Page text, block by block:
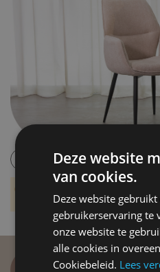
Avec accoudoir Sans
sélection.
Paiement simple et
Deze website
van cookies.
Deze website
gebruikerservaring te
onze website te
alle cookies in
Cookiebeleid. Lees